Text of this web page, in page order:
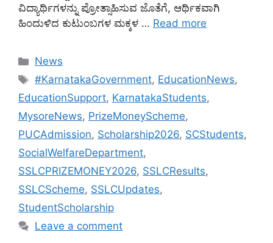
ವಿದ್ಯಾರ್ಥಿಗಳನ್ನು ಪ್ರೋತ್ಸಾಹಿಸುವ ಜೊತೆಗೆ, ಆರ್ಥಿಕವಾಗಿ
ಹಿಂದುಳಿದ ಕುಟುಂಬಗಳ ಮಕ್ಕಳ … Read more
Categories
News
Tags
#KarnatakaGovernment, EducationNews,
EducationSupport, KarnatakaStudents,
MysoreNews, PrizeMoneyScheme,
PUCAdmission, Scholarship2026, SCStudents,
SocialWelfareDepartment,
SSLCPRIZEMONEY2026, SSLCResults,
SSLCScheme, SSLCUpdates,
StudentScholarship
Leave a comment